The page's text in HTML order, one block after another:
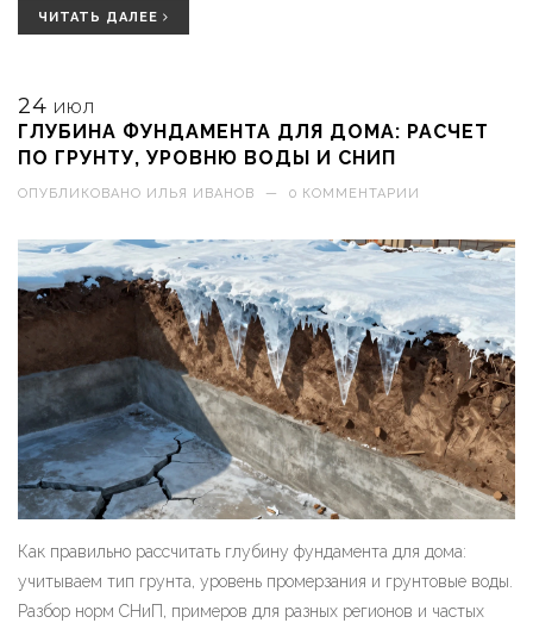
ЧИТАТЬ ДАЛЕЕ
24 ИЮЛ
ГЛУБИНА ФУНДАМЕНТА ДЛЯ ДОМА: РАСЧЕТ
ПО ГРУНТУ, УРОВНЮ ВОДЫ И СНИП
ОПУБЛИКОВАНО ИЛЬЯ ИВАНОВ — 0 КОММЕНТАРИИ
Как правильно рассчитать глубину фундамента для дома:
учитываем тип грунта, уровень промерзания и грунтовые воды.
Разбор норм СНиП, примеров для разных регионов и частых